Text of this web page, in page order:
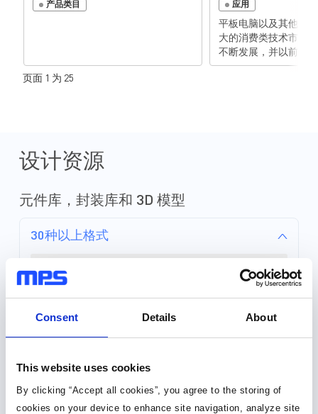
Consent Details About
This website uses cookies
By clicking “Accept all cookies”, you agree to the storing of
cookies on your device to enhance site navigation, analyze site
产品类目 应用
平板电脑以及其他移
大的消费类技术市场
不断发展，并以前所
越来越复杂。消费者
和硬件需求增加-便利
型、手持式解决方案 MPS全套的电
大器和LCD电源。我
设计所需的一切，且
页面 1 为 25
设计资源
元件库，封装库和 3D 模型
30种以上格式
3D 模型 (15)